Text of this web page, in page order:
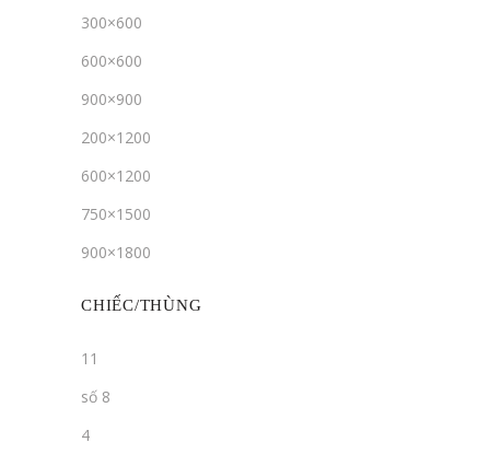
300×600
600×600
900×900
200×1200
600×1200
750×1500
900×1800
CHIẾC/THÙNG
11
số 8
4